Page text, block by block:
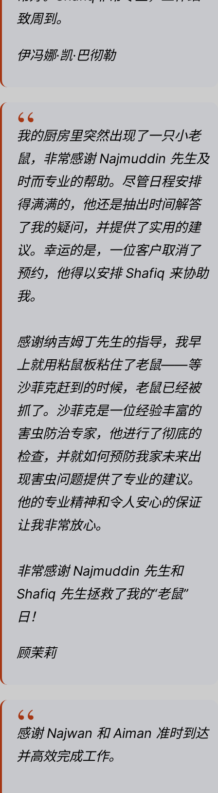
致周到。
伊冯娜·凯·巴彻勒
我的厨房里突然出现了一只小老
鼠，非常感谢 Najmuddin 先生及
时而专业的帮助。尽管日程安排
得满满的，他还是抽出时间解答
了我的疑问，并提供了实用的建
议。幸运的是，一位客户取消了
预约，他得以安排 Shafiq 来协助
我。
感谢纳吉姆丁先生的指导，我早
上就用粘鼠板粘住了老鼠——等
沙菲克赶到的时候，老鼠已经被
抓了。沙菲克是一位经验丰富的
害虫防治专家，他进行了彻底的
检查，并就如何预防我家未来出
现害虫问题提供了专业的建议。
他的专业精神和令人安心的保证
让我非常放心。
非常感谢 Najmuddin 先生和
Shafiq 先生拯救了我的“老鼠”
日！
顾茉莉
感谢 Najwan 和 Aiman 准时到达
并高效完成工作。